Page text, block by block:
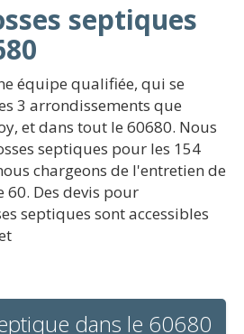
septiques
équipe qualifiée, qui se
3 arrondissements que
et dans tout le 60680. Nous
septiques pour les 154
chargeons de l'entretien de
60. Des devis pour
septiques sont accessibles
dans le 60680